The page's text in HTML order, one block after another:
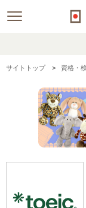
サイトトップ 資格・